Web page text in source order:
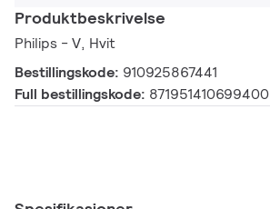
Produktbeskrivelse
Philips - V, Hvit
Bestillingskode: 910925867441
Full bestillingskode: 871951410699400